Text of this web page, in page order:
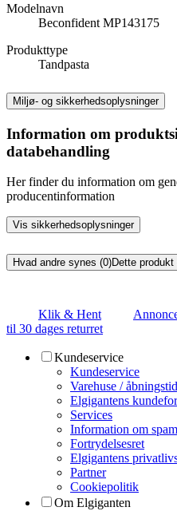
Modelnavn
Beconfident MP143175
Produkttype
Tandpasta
Miljø- og sikkerhedsoplysninger
Information om
databehandling
Her finder du information om
producentinformation
Vis sikkerhedsoplysninger
Hvad andre synes (0)Dette
Klik & Hent
til 30 dages returret
Kundeservice
Kundeservice
Varehuse /
Elgigantens
Services
Information om
Fortrydelsesret
Elgigantens
Partner
Cookiepolitik
Om Elgiganten